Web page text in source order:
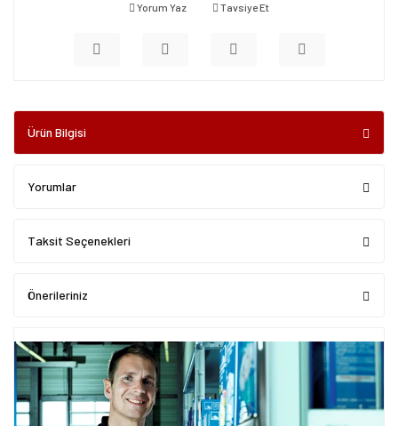
Yorum Yaz Tavsiye Et
Ürün Bilgisi
Yorumlar
Taksit Seçenekleri
Önerileriniz